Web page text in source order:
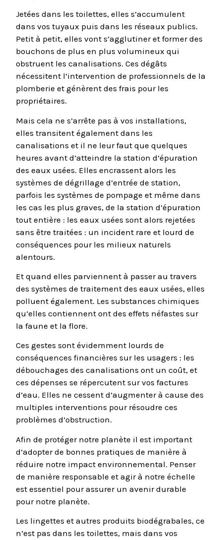
Jetées dans les toilettes, elles s’accumulent
dans vos tuyaux puis dans les réseaux publics.
Petit à petit, elles vont s’agglutiner et former des
bouchons de plus en plus volumineux qui
obstruent les canalisations. Ces dégâts
nécessitent l’intervention de professionnels de la
plomberie et génèrent des frais pour les
propriétaires.
Mais cela ne s’arrête pas à vos installations,
elles transitent également dans les
canalisations et il ne leur faut que quelques
heures avant d’atteindre la station d’épuration
des eaux usées. Elles encrassent alors les
systèmes de dégrillage d’entrée de station,
parfois les systèmes de pompage et même dans
les cas les plus graves, de la station d’épuration
tout entière : les eaux usées sont alors rejetées
sans être traitées : un incident rare et lourd de
conséquences pour les milieux naturels
alentours.
Et quand elles parviennent à passer au travers
des systèmes de traitement des eaux usées, elles
polluent également. Les substances chimiques
qu’elles contiennent ont des effets néfastes sur
la faune et la flore.
Ces gestes sont évidemment lourds de
conséquences financières sur les usagers : les
débouchages des canalisations ont un coût, et
ces dépenses se répercutent sur vos factures
d’eau. Elles ne cessent d’augmenter à cause des
multiples interventions pour résoudre ces
problèmes d’obstruction.
Afin de protéger notre planète il est important
d’adopter de bonnes pratiques de manière à
réduire notre impact environnemental. Penser
de manière responsable et agir à notre échelle
est essentiel pour assurer un avenir durable
pour notre planète.
Les lingettes et autres produits biodégrabales, ce
n’est pas dans les toilettes, mais dans vos